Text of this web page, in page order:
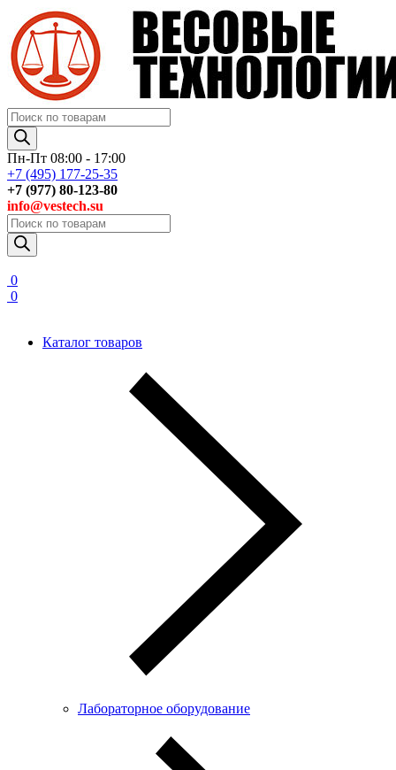
Поиск
товаров
Пн-Пт 08:00 - 17:00
+7 (495) 177-25-35
+7 (977) 80-123-80
info@vestech.su
Поиск
товаров
0
0
Каталог товаров
Лабораторное оборудование